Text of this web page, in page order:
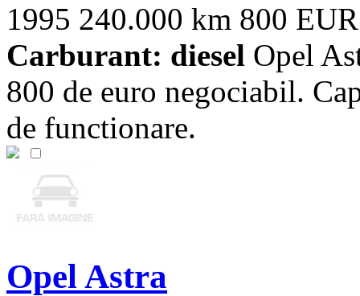
1995 240.000 km 800 EUR
Carburant: diesel Opel
800 de euro negociabil.
de functionare.
Opel Astra